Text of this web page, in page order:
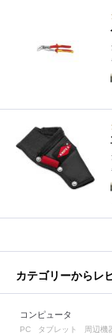
カテゴリーからレ
コンピュータ
PC タブレット 周辺機